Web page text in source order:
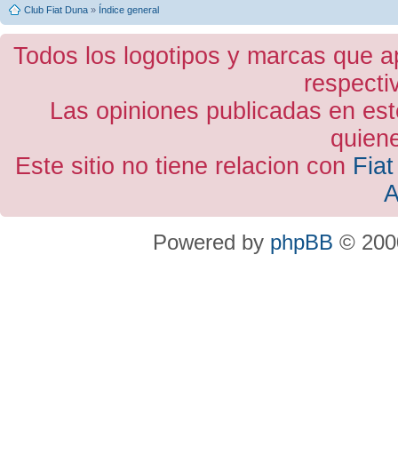
Club Fiat Duna » Índice general
Todos los logotipos y marcas que
Las opiniones publicadas en
Este sitio no tiene relacion con
Powered by phpBB ©